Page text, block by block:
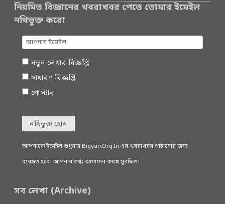
নিয়মিত বিজ্ঞানের খবরাখবর পেতে তোমার ইমেইল
নথিভুক্ত করো
নতুন লেখার বিজ্ঞপ্তি
সাধারণ বিজ্ঞপ্তি
পোস্টার
নথিভুক্ত হোন
আপনাকে ইমেইল শুধুমাত্র Bigyan.Org.In এর খবরাখবর পাঠানোর জন্য
ব্যবহৃত হবে। আপনার তথ্য আমাদের কাছে সুরক্ষিত।
সব লেখা (Archive)